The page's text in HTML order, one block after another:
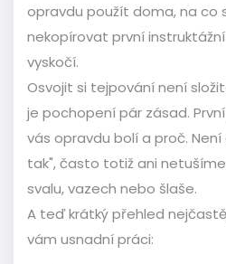
opravdu použít doma, na co
nekopírovat první
vyskočí.
Osvojit si tejpování není
je pochopení pár zásad.
vás opravdu bolí a proč.
tak", často totiž ani
svalu, vazech nebo šlaše.
A teď krátký přehled
vám usnadní práci: